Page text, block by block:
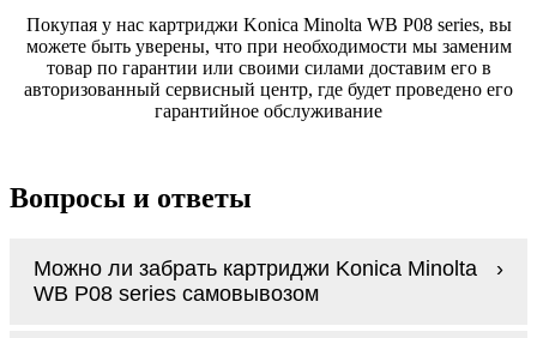
Покупая у нас картриджи Konica Minolta WB P08 series, вы
можете быть уверены, что при необходимости мы заменим
товар по гарантии или своими силами доставим его в
авторизованный сервисный центр, где будет проведено его
гарантийное обслуживание
Вопросы и ответы
Можно ли забрать картриджи Konica Minolta
WB P08 series самовывозом